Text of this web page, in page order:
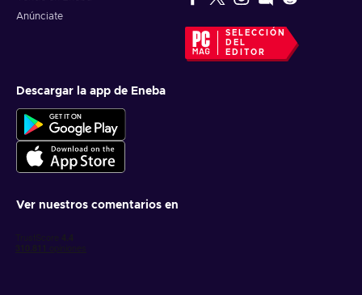
Anúnciate
SELECCIÓN
DEL
EDITOR
Descargar la app de Eneba
Ver nuestros comentarios en